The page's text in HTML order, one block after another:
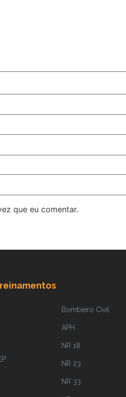
que eu comentar.
Bombeiro Civil
APH
NR 18
NR 23
NR 33